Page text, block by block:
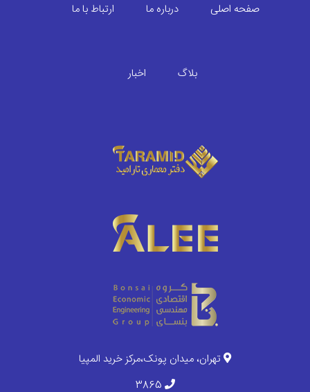
صفحه اصلی درباره ما ارتباط با ما
بلاگ اخبار
تهران، میدان پونک،مرکز خرید المپیا